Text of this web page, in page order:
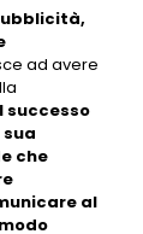
ad avere
successo
che
al